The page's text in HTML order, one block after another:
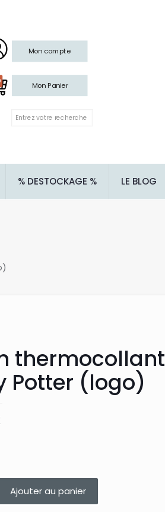
Mon compte
Mon Panier
% DESTOCKAGE % LE BLOG
thermocollant
Potter (logo)
Ajouter au panier